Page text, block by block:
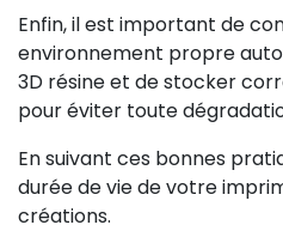
Enfin, il est important de
environnement propre
3D résine et de stocker
pour éviter toute
En suivant ces bonnes
durée de vie de votre
créations.